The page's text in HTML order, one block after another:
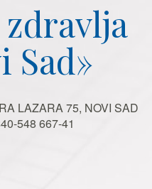
Sad»
LAZARA 75, NOVI SAD
548 667-41